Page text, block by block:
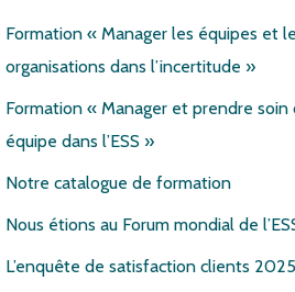
Formation « Manager les équipes et
organisations dans l’incertitude »
Formation « Manager et prendre soin
équipe dans l’ESS »
Notre catalogue de formation
Nous étions au Forum mondial de
L’enquête de satisfaction clients 2025